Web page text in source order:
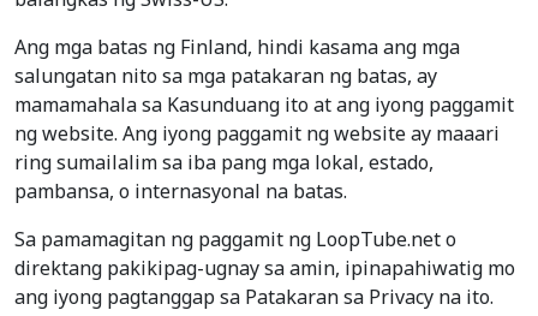
Ang mga batas ng Finland, hindi kasama ang mga
salungatan nito sa mga patakaran ng batas, ay
mamamahala sa Kasunduang ito at ang iyong paggamit
ng website. Ang iyong paggamit ng website ay maaari
ring sumailalim sa iba pang mga lokal, estado,
pambansa, o internasyonal na batas.
Sa pamamagitan ng paggamit ng LoopTube.net o
direktang pakikipag-ugnay sa amin, ipinapahiwatig mo
ang iyong pagtanggap sa Patakaran sa Privacy na ito.